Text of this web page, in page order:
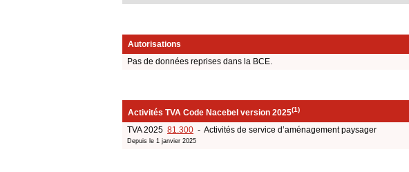
Autorisations
Pas de données reprises dans la BCE.
Activités TVA Code Nacebel version 2025(1)
TVA 2025 81.300 - Activités de service d’aménagement paysager
Depuis le 1 janvier 2025